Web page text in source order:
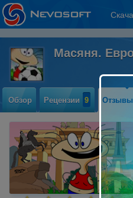
Масяня.
Обзор Рецензии 9 Отзывы